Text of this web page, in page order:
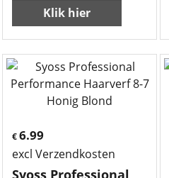
Klik hier
€ 6.99
excl Verzendkosten
Syoss Professional